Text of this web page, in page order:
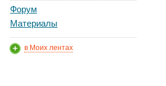
Форум
Материалы
в Моих лентах